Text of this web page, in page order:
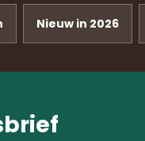
Nieuw in 2026